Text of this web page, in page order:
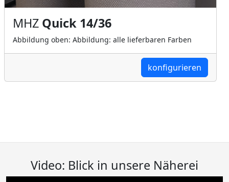
MHZ Quick 14/36
Abbildung oben: Abbildung: alle lieferbaren Farben
konfigurieren
Video: Blick in unsere Näherei